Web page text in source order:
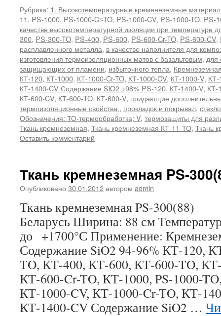
Рубрика: 1. Высокотемпературные кременеземные
11, PS-1000, PS-1000-Cr-TO, PS-1000-CV, PS-1000-TO, PS-
качестве высокотемпературной изоляции при температуре
300, PS-300-TO, PS-400, PS-600, PS-600-Cr-TO, PS-600-CV,
расплавленного металла, в качестве наполнителя для
изготовления термоизоляционных матов с базальтовым, для
защищающих от пламени, избыточного тепла,
КТ-120, КТ-1000, КТ-1000-Cr-TO, КТ-1000-CV, КТ-1000-V,
КТ-1400-CV Содержание SiO2 >98% PS-120, КТ-1400-V, КТ-
КТ-600-CV, КТ-600-TO, КТ-600-V, придающие
термоизоляционные свойства., прокладок и покрывал,
Обозначения: ТО-термообработка; V, термозащиты для
Ткань кремнеземная, Ткань кремнеземная КТ-11-ТО, Ткань
Оставить комментарий
Ткань кремнеземная PS-
Опубликовано 30.01.2012автором admin
Ткань кремнеземная PS-300(88)
Беларусь Ширина: 88 см
до +1700°С Применение:
Содержание SiO2 94-96% КТ-120,
TO, КТ-400, КТ-600, КТ-600-TO,
КТ-600-Cr-TO, КТ-1000, PS-1000-
КТ-1000-CV, КТ-1000-Cr-TO, КТ-
КТ-1400-CV Содержание SiO2 …